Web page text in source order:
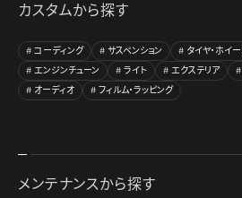
カスタムから探す
コーディング サスペンション タイヤ・ホイ
エンジンチューン
ライト エクステリア
オーディオ
フィルム・ラッピング
メンテナンスから探す